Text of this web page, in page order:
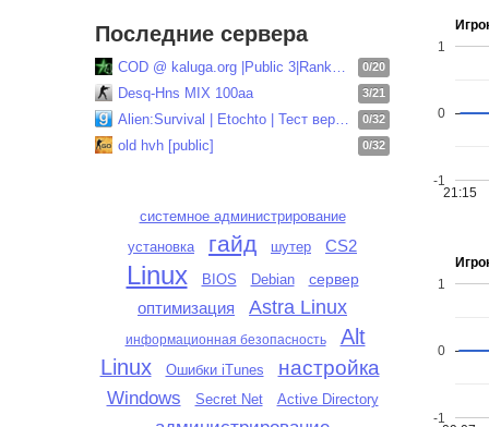
Последние сервера
COD @ kaluga.org |Public 3|Ranked| vk.com/codbte.. 0/20
Desq-Hns MIX 100aa 3/21
Alien:Survival | Etochto | Тест версия 0/32
old hvh [public] 0/32
системное администрирование
установка
гайд шутер CS2
Linux BIOS Debian
сервер
оптимизация
Astra Linux
информационная безопасность
Alt
Linux
Ошибки iTunes настройка
Windows Secret Net Active Directory
21:15
-1
0
1
-1
0
1